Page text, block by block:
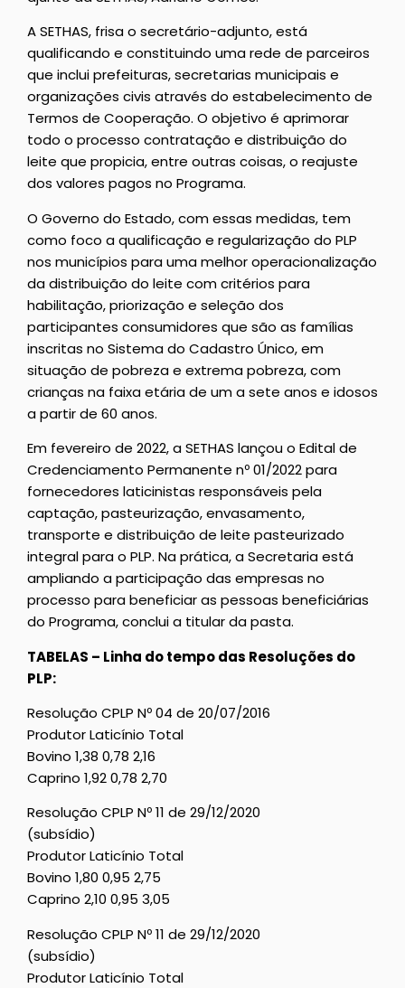
A SETHAS, frisa o secretário-adjunto, está
qualificando e constituindo uma rede de parceiros
que inclui prefeituras, secretarias municipais e
organizações civis através do estabelecimento de
Termos de Cooperação. O objetivo é aprimorar
todo o processo contratação e distribuição do
leite que propicia, entre outras coisas, o reajuste
dos valores pagos no Programa.
O Governo do Estado, com essas medidas, tem
como foco a qualificação e regularização do PLP
nos municípios para uma melhor operacionalização
da distribuição do leite com critérios para
habilitação, priorização e seleção dos
participantes consumidores que são as famílias
inscritas no Sistema do Cadastro Único, em
situação de pobreza e extrema pobreza, com
crianças na faixa etária de um a sete anos e idosos
a partir de 60 anos.
Em fevereiro de 2022, a SETHAS lançou o Edital de
Credenciamento Permanente nº 01/2022 para
fornecedores laticinistas responsáveis pela
captação, pasteurização, envasamento,
transporte e distribuição de leite pasteurizado
integral para o PLP. Na prática, a Secretaria está
ampliando a participação das empresas no
processo para beneficiar as pessoas beneficiárias
do Programa, conclui a titular da pasta.
TABELAS – Linha do tempo das Resoluções do
PLP:
Resolução CPLP Nº 04 de 20/07/2016
Produtor Laticínio Total
Bovino 1,38 0,78 2,16
Caprino 1,92 0,78 2,70
Resolução CPLP Nº 11 de 29/12/2020
(subsídio)
Produtor Laticínio Total
Bovino 1,80 0,95 2,75
Caprino 2,10 0,95 3,05
Resolução CPLP Nº 11 de 29/12/2020
(subsídio)
Produtor Laticínio Total